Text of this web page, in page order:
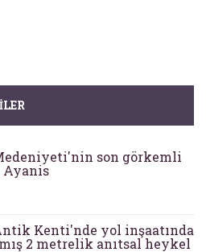
son görkemli
Ayanis
Kenti'nde yol inşaatında
2 metrelik anıtsal heykel